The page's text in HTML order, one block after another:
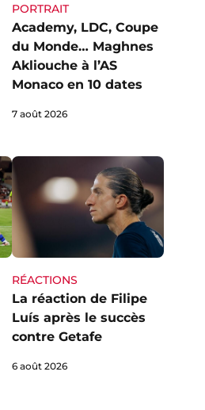
PORTRAIT
Academy, LDC, Coupe
du Monde… Maghnes
Akliouche à l’AS
Monaco en 10 dates
7 août 2026
RÉACTIONS
La réaction de Filipe
Luís après le succès
contre Getafe
6 août 2026